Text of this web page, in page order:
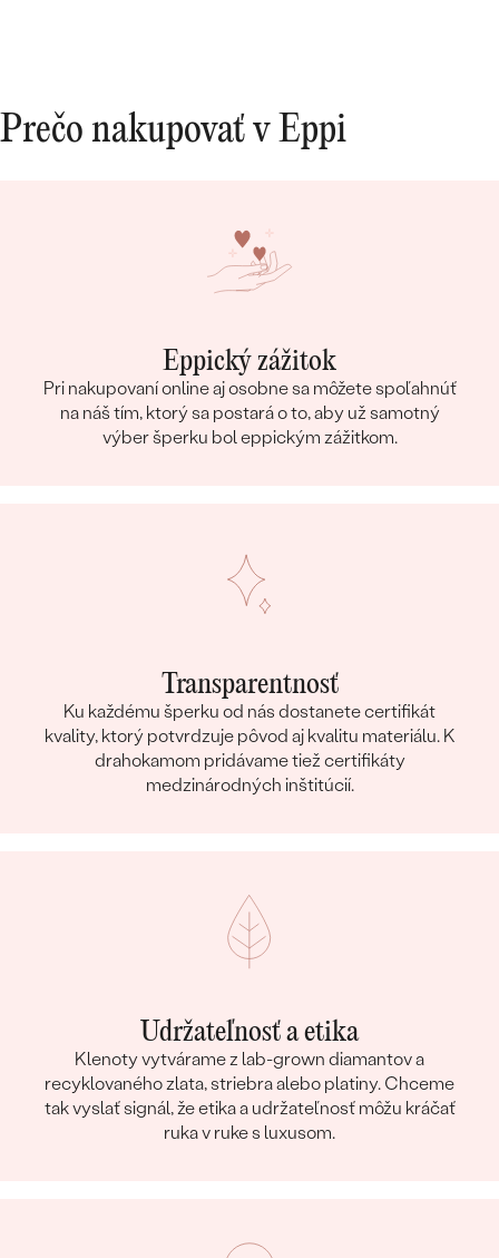
Prečo nakupovať v Eppi
Eppický zážitok
Pri nakupovaní online aj osobne sa môžete spoľahnúť
na náš tím, ktorý sa postará o to, aby už samotný
výber šperku bol eppickým zážitkom.
Transparentnosť
Ku každému šperku od nás dostanete certifikát
kvality, ktorý potvrdzuje pôvod aj kvalitu materiálu. K
drahokamom pridávame tiež certifikáty
medzinárodných inštitúcií.
Udržateľnosť a etika
Klenoty vytvárame z lab-grown diamantov a
recyklovaného zlata, striebra alebo platiny. Chceme
tak vyslať signál, že etika a udržateľnosť môžu kráčať
ruka v ruke s luxusom.